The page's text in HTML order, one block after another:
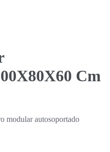
Cm
modular autosoportado